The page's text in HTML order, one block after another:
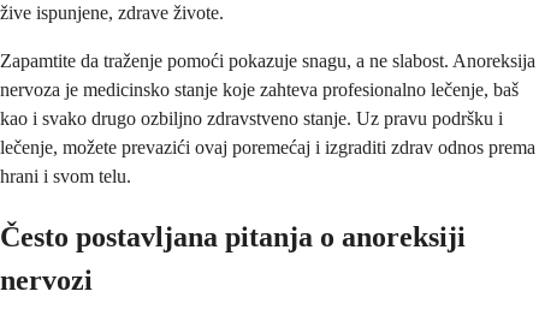
žive ispunjene, zdrave živote.
Zapamtite da traženje pomoći pokazuje snagu, a ne slabost. Anoreksija
nervoza je medicinsko stanje koje zahteva profesionalno lečenje, baš
kao i svako drugo ozbiljno zdravstveno stanje. Uz pravu podršku i
lečenje, možete prevazići ovaj poremećaj i izgraditi zdrav odnos prema
hrani i svom telu.
Često postavljana pitanja o anoreksiji
nervozi